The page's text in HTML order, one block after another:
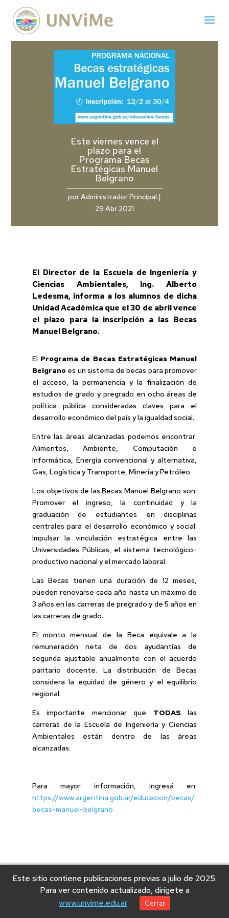
Este viernes vence el
plazo para el
Programa Becas
Estratégicas Manuel
Belgrano
porAdministrador Principal |
29 Abr 2021
El Director de la Escuela de Ingeniería y
Ciencias Ambientales, Ing. Alberto
Ledesma, informa a los alumnos de dicha
Unidad Académica que el 30 de abril vence
el plazo para la inscripción a las Becas
Manuel Belgrano.
El Programa de Becas Estratégicas Manuel
Belgranoes un sistema de becas para promover
el acceso, la permanencia y la finalización de
estudios de grado y pregrado en ocho áreas de
política pública consideradas claves para el
desarrollo económico del país y la igualdad social.
Entre las áreas alcanzadas podemos encontrar:
Alimentos, Ambiente, Computación e
Informática, Energía convencional y alternativa,
Gas, Logística y Transporte, Minería y Petróleo.
Los objetivos de las Becas Manuel Belgrano son:
Promover el ingreso, la continuidad y la
graduación de estudiantes en disciplinas
centrales para el desarrollo económico y social.
Impulsar la vinculación estratégica entre las
Universidades Públicas, el sistema tecnológico-
productivo nacional y el mercado laboral.
Las Becas tienen una duración de 12 meses,
pueden renovarse cada año hasta un máximo de
3 años en las carreras de pregrado y de 5 años en
las carreras de grado.
El monto mensual de la Beca equivale a la
remuneración neta de dos ayudantías de
segunda ajustable anualmente con el acuerdo
paritario docente. La distribución de Becas
considera la equidad de género y el equilibrio
regional.
Es importante mencionar que TODAS las
carreras de la Escuela de Ingeniería y Ciencias
Ambientales están dentro de las áreas
alcanzadas.
Para mayor información, ingresá en:
https://www.argentina.gob.ar/educacion/becas/
becas-manuel-belgrano
© 2025 Universidad Nacional de Villa Mercedes
Este sitio contiene publicaciones previas a julio de 2025.
Para ver contenido actualizado, dirígete a
www.unvime.edu.ar
Cerrar